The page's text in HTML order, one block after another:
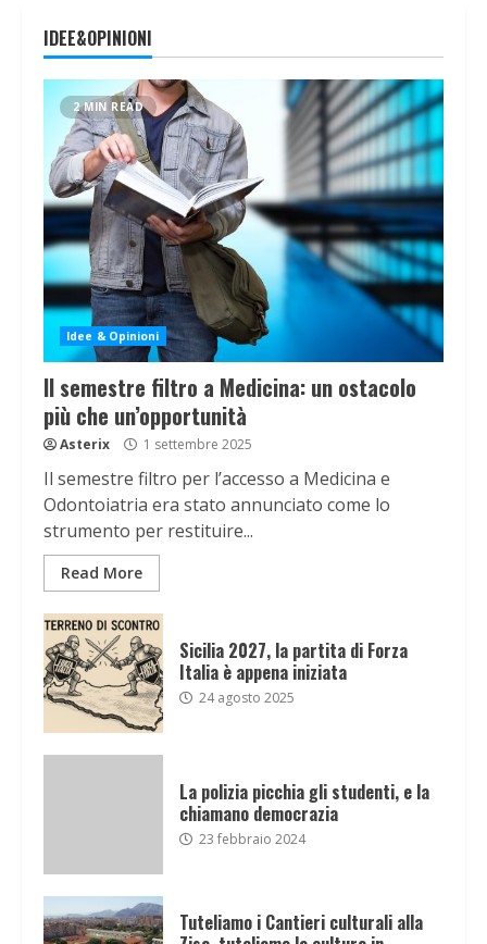
IDEE&OPINIONI
2 MIN READ
Idee & Opinioni
Il semestre filtro a Medicina: un ostacolo
più che un’opportunità
Asterix 1 settembre 2025
Il semestre filtro per l’accesso a Medicina e
Odontoiatria era stato annunciato come lo
strumento per restituire...
Read More
Sicilia 2027, la partita di Forza
Italia è appena iniziata
24 agosto 2025
La polizia picchia gli studenti, e la
chiamano democrazia
23 febbraio 2024
Tuteliamo i Cantieri culturali alla